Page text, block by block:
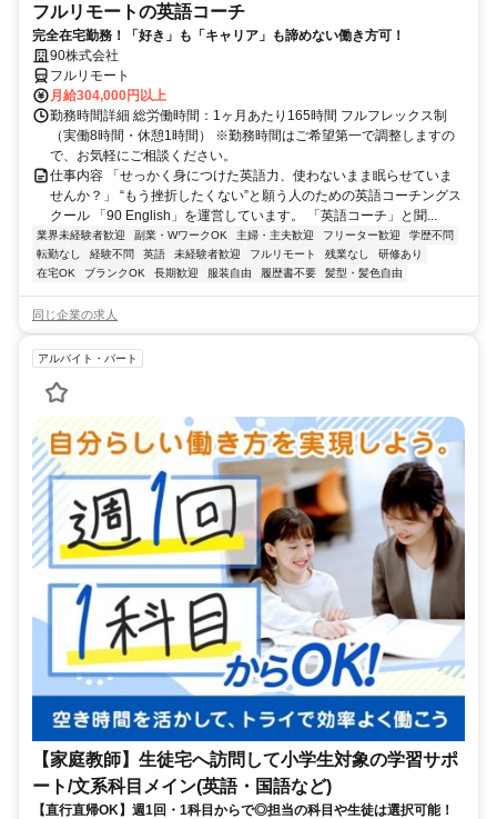
フルリモートの英語コーチ
完全在宅勤務！「好き」も「キャリア」も諦めない働き方可！
90株式会社
フルリモート
月給304,000円以上
勤務時間詳細 総労働時間：1ヶ月あたり165時間 フルフレックス制
（実働8時間・休憩1時間） ※勤務時間はご希望第一で調整しますの
で、お気軽にご相談ください。
仕事内容 「せっかく身につけた英語力、使わないまま眠らせていま
せんか？」 “もう挫折したくない”と願う人のための英語コーチングス
クール 「90 English」を運営しています。 「英語コーチ」と聞...
業界未経験者歓迎 副業・WワークOK 主婦・主夫歓迎 フリーター歓迎
学歴不問
転勤なし
経験不問 英語 未経験者歓迎 フルリモート 残業なし
研修あり
在宅OK
ブランクOK 長期歓迎 服装自由 履歴書不要 髪型・髪色自由
同じ企業の求人
アルバイト・パート
【家庭教師】生徒宅へ訪問して小学生対象の学習サポ
ート/文系科目メイン(英語・国語など)
【直行直帰OK】週1回・1科目からで◎担当の科目や生徒は選択可能！